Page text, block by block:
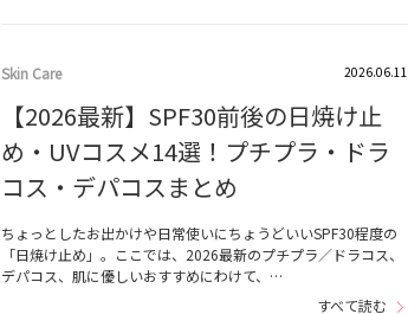
Skin Care 2026.06.11
【2026最新】SPF30前後の日焼け止
め・UVコスメ14選！プチプラ・ドラ
コス・デパコスまとめ
ちょっとしたお出かけや日常使いにちょうどいいSPF30程度の
「日焼け止め」。ここでは、2026最新のプチプラ／ドラコス、
デパコス、肌に優しいおすすめにわけて、…
すべて読む